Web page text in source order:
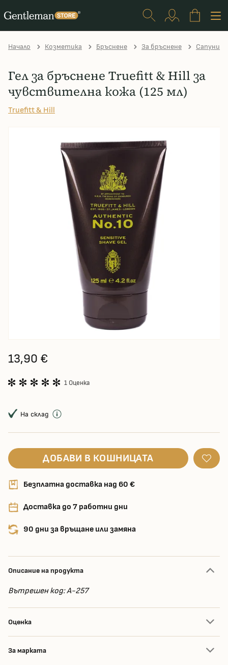
Начало Козметика Бръснене За бръснене Сапуни
Гел за бръснене Truefitt & Hill за
чувствителна кожа (125 мл)
Truefitt & Hill
13,90 €
1 Оценка
На склад
ДОБАВИ В КОШНИЦАТА
Безплатна доставка над 60 €
Доставка до 7 работни дни
90 дни за връщане или замяна
Описание на продукта
Вътрешен код: A-257
Оценка
За марката